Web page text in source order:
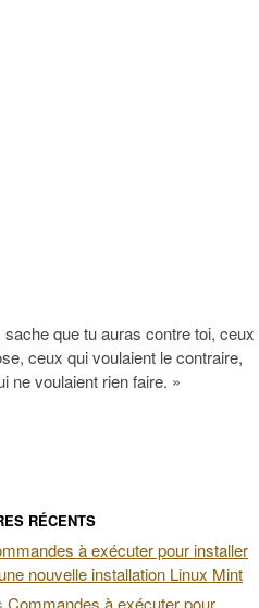
que tu auras contre toi, ceux
ceux qui voulaient le contraire,
ne voulaient rien faire. »
RÉCENTS
à exécuter pour installer
nouvelle installation Linux Mint
Commandes à exécuter pour